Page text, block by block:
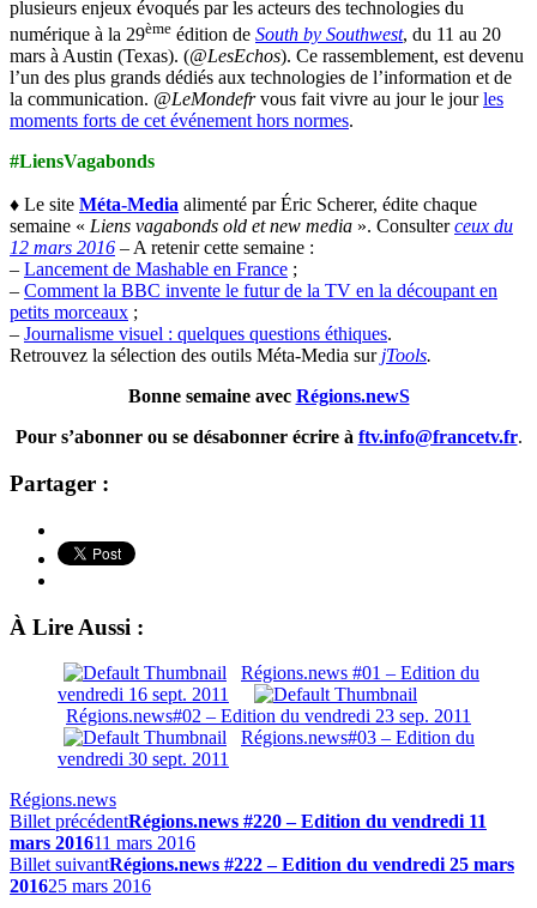
plusieurs enjeux évoqués par les acteurs des technologies du
numérique à la 29ème édition de South by Southwest, du 11 au 20
mars à Austin (Texas). (@LesEchos). Ce rassemblement, est devenu
l’un des plus grands dédiés aux technologies de l’information et de
la communication. @LeMondefrvous fait vivre au jour le jourles
moments forts de cet événement hors normes.
#LiensVagabonds
♦ Le site Méta-Media alimenté par Éric Scherer, édite chaque
semaine « Liens vagabonds old et new media ». Consulterceux du
12 mars 2016 – A retenir cette semaine :
– Lancement de Mashable en France ;
– Comment la BBC invente le futur de la TV en la découpant en
petits morceaux ;
– Journalisme visuel : quelques questions éthiques.
Retrouvez la sélection des outils Méta-Media sur jTools.
Bonne semaine avec Régions.newS
Pour s’abonner ou se désabonner écrire à ftv.info@francetv.fr.
Partager :
À Lire Aussi :
Régions.news #01 – Edition du
vendredi 16 sept. 2011
Régions.news#02 – Edition du vendredi 23 sep. 2011
Régions.news#03 – Edition du
vendredi 30 sept. 2011
Régions.news
Billet précédentRégions.news #220 – Edition du vendredi 11
mars 201611 mars 2016
Billet suivantRégions.news #222 – Edition du vendredi 25 mars
201625 mars 2016